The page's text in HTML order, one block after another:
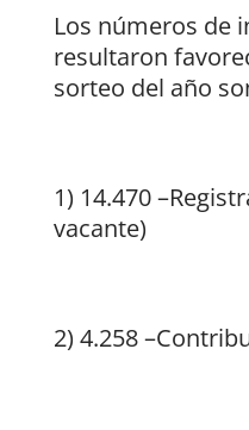
Los números de
resultaron
sorteo del año
1) 14.470
vacante)
2) 4.258